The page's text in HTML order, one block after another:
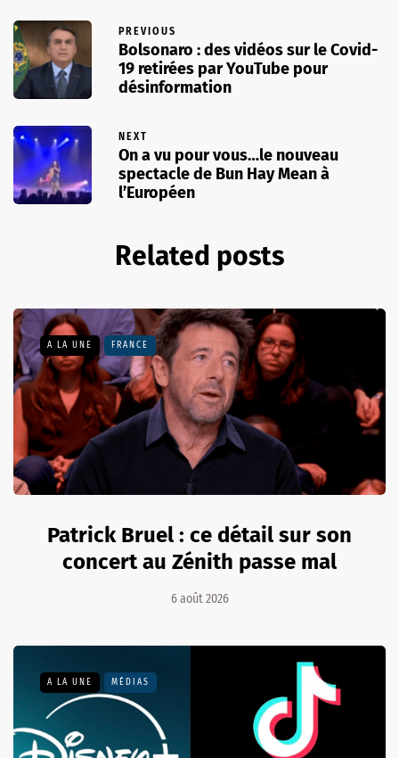
PREVIOUS
Bolsonaro : des vidéos sur le Covid-
19 retirées par YouTube pour
désinformation
NEXT
On a vu pour vous…le nouveau
spectacle de Bun Hay Mean à
l’Européen
Related posts
A LA UNE FRANCE
Patrick Bruel : ce détail sur son
concert au Zénith passe mal
6 août 2026
A LA UNE MÉDIAS